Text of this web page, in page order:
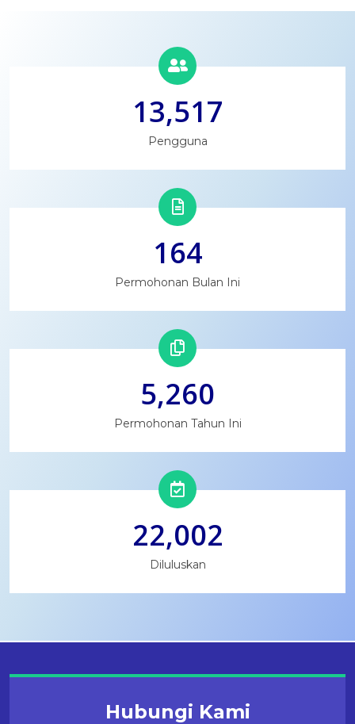
13,517
Pengguna
164
Permohonan Bulan Ini
5,260
Permohonan Tahun Ini
22,002
Diluluskan
Hubungi Kami